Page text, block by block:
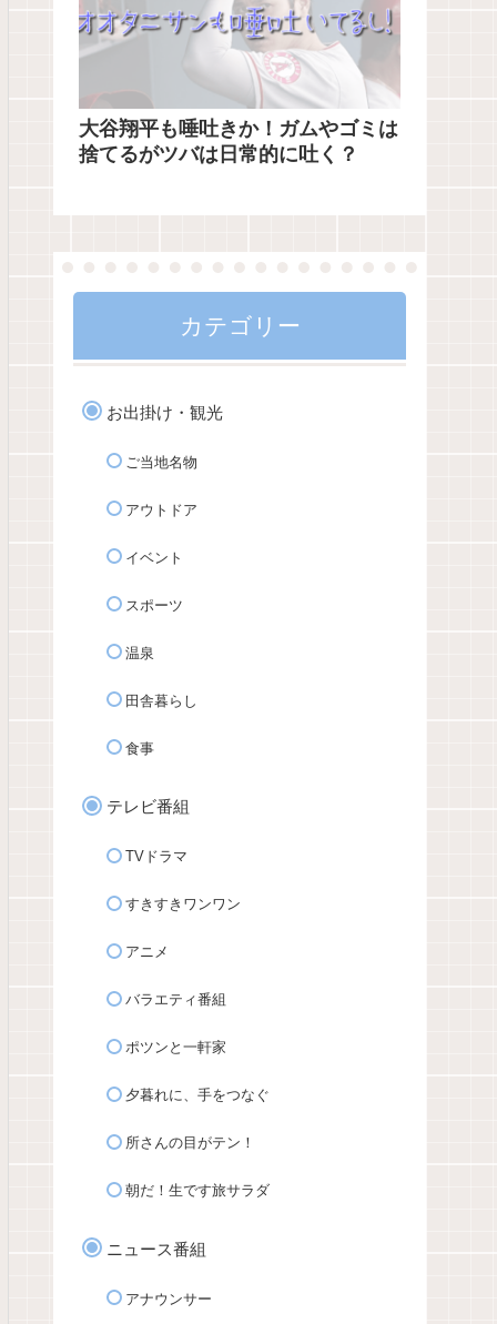
大谷翔平も唾吐きか！ガムやゴミは
捨てるがツバは日常的に吐く？
カテゴリー
お出掛け・観光
ご当地名物
アウトドア
イベント
スポーツ
温泉
田舎暮らし
食事
テレビ番組
TVドラマ
すきすきワンワン
アニメ
バラエティ番組
ポツンと一軒家
夕暮れに、手をつなぐ
所さんの目がテン！
朝だ！生です旅サラダ
ニュース番組
アナウンサー